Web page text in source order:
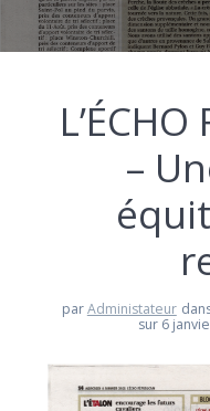
–
parAdministateur
sur 6